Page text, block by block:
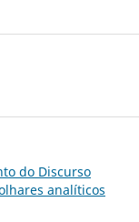
do Discurso
analíticos